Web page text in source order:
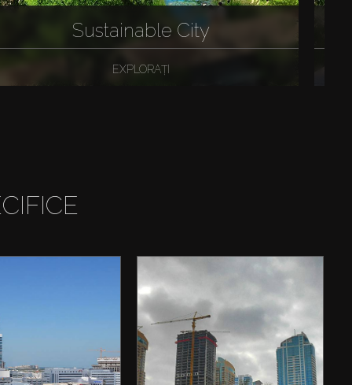
Sustainable City
EXPLORAȚI